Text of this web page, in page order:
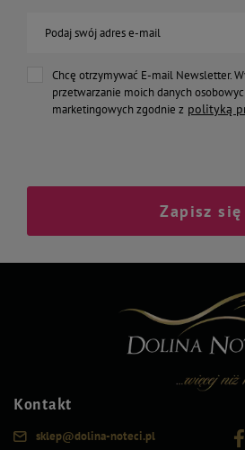
Podaj swój adres e-mail
Chcę otrzymywać E-mail Newsletter.
przetwarzanie moich danych
marketingowych zgodnie z polityką
Zapisz się
Kontakt
sklep@dolina-noteci.pl